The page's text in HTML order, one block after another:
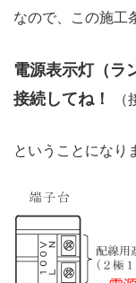
なので、この施工
電源表示灯（ラ
接続してね！
（
ということになり